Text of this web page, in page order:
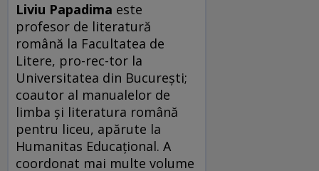
Liviu Papadima este
profesor de literatură
română la Facultatea de
Litere, pro-rec-tor la
Universitatea din București;
coautor al manualelor de
limba și literatura română
pentru liceu, apărute la
Humanitas Educațional. A
coordonat mai multe volume